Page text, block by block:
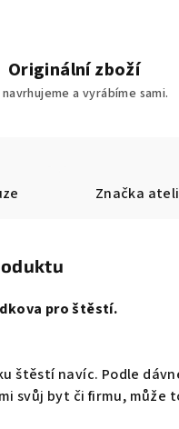
Originální zboží
navrhujeme a vyrábíme sami.
Značka
pro štěstí.
štěstí navíc. Podle
svůj byt či firmu,